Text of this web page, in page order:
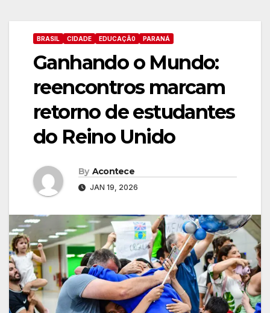
BRASIL CIDADE EDUCAÇÃ0 PARANÁ
Ganhando o Mundo:
reencontros marcam
retorno de estudantes
do Reino Unido
By Acontece
JAN 19, 2026